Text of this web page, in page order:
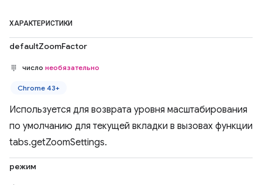
ХАРАКТЕРИСТИКИ
defaultZoomFactor
число необязательно
Chrome 43+
Используется для возврата уровня масштабирования
по умолчанию для текущей вкладки в вызовах функции
tabs.getZoomSettings.
режим